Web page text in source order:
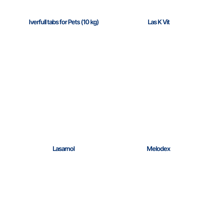
Iverfull tabs for Pets (10 kg) Las K Vit
Lasarnol Melodex